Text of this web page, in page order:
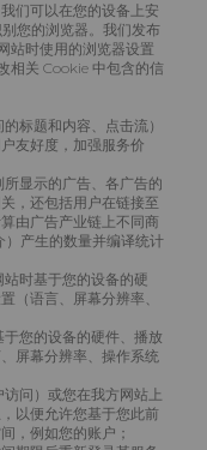
们可以在您的设备上安
您的浏览器。我们发布
站时使用的浏览器设置
相关 Cookie 中包含的信
标题和内容、点击流）
友好度，加强服务价
显示的广告、各广告的
，还包括用户在链接至
由广告产业链上不同商
产生的数量并编译统计
时基于您的设备的硬
（语言、屏幕分辨率、
您的设备的硬件、播放
屏幕分辨率、操作系统
问）或您在我方网站上
以便允许您基于您此前
，例如您的账户；